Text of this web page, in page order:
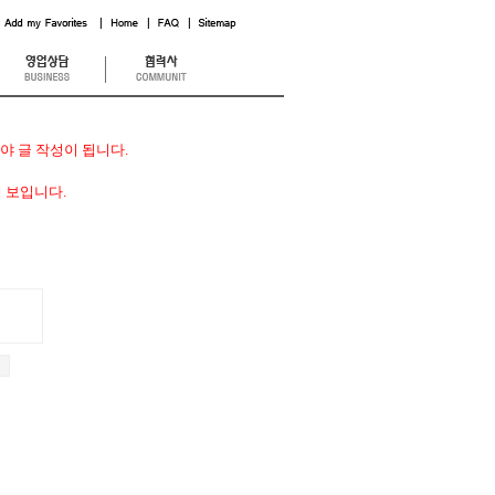
글 작성이 됩니다.
보입니다.